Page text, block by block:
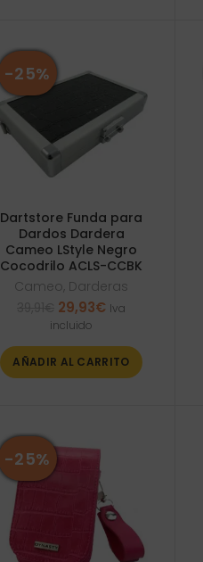
-25%
Dartstore Funda para
Dardos Dardera
Cameo LStyle Negro
Cocodrilo ACLS-CCBK
Cameo, Darderas
El
precio
era:
39,91€.
29,93€El
es:
29,93€.
Iva
incluido
AÑADIR AL CARRITO
-25%